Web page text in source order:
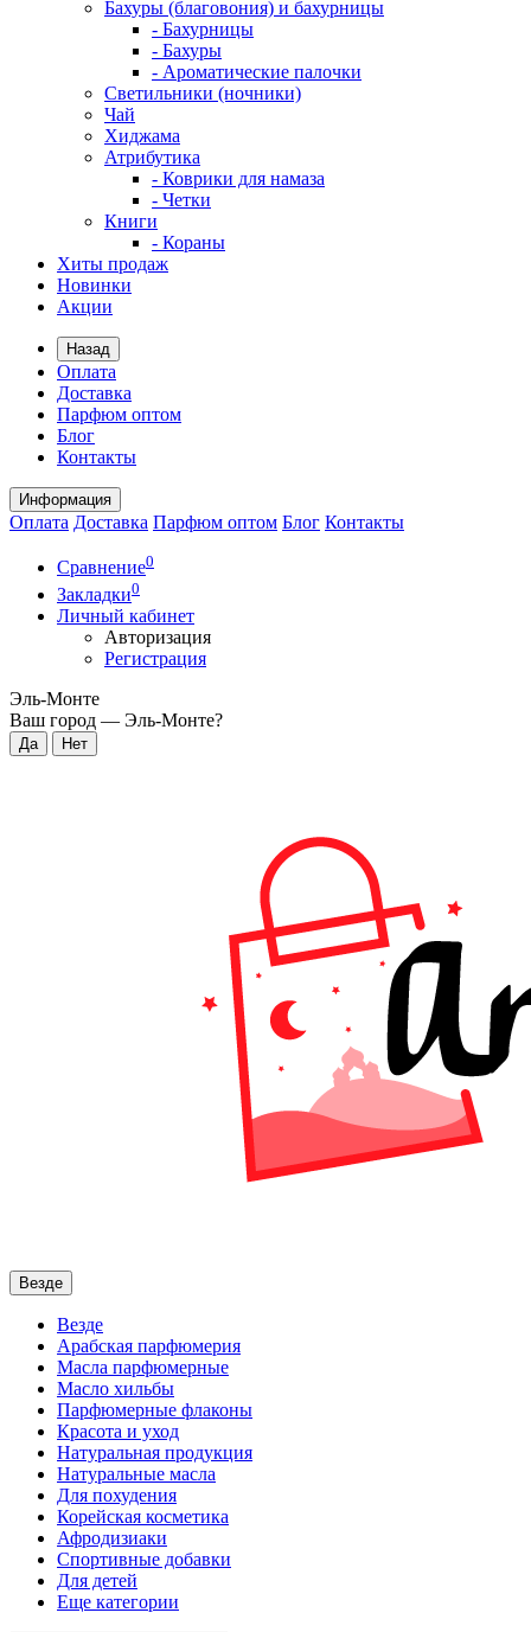
Бахуры (благовония) и бахурницы
- Бахурницы
- Бахуры
- Ароматические палочки
Светильники (ночники)
Чай
Хиджама
Атрибутика
- Коврики для намаза
- Четки
Книги
- Кораны
Хиты продаж
Новинки
Акции
Назад
Оплата
Доставка
Парфюм оптом
Блог
Контакты
Информация
Оплата Доставка Парфюм оптом Блог Контакты
Сравнение0
Закладки0
Личный кабинет
Авторизация
Регистрация
Эль-Монте
Ваш город — Эль-Монте?
Везде
Везде
Арабская парфюмерия
Масла парфюмерные
Масло хильбы
Парфюмерные флаконы
Красота и уход
Натуральная продукция
Натуральные масла
Для похудения
Корейская косметика
Афродизиаки
Спортивные добавки
Для детей
Еще категории